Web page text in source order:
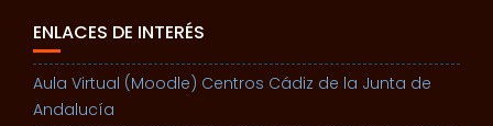
ENLACES DE INTERÉS
Aula Virtual (Moodle) Centros Cádiz de la Junta de
Andalucía